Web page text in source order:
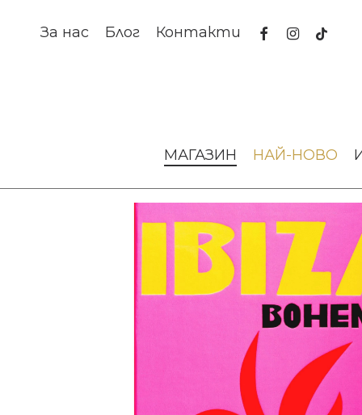
За нас Блог Контакти facebookinstagram
tiktok
МАГАЗИН НАЙ-НОВО